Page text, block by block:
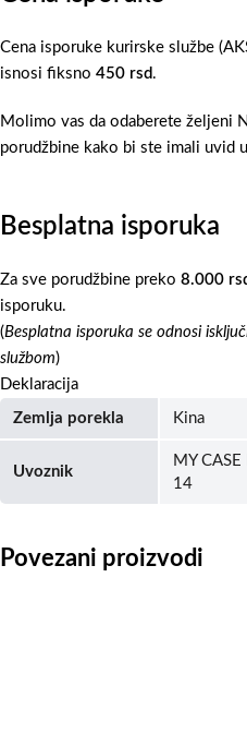
Cena isporuke kurirske službe
isnosi fiksno 450 rsd .
Molimo vas da odaberete željeni
porudžbine kako bi ste imali uvid
Besplatna isporuka
Za sve porudžbine preko 8.000
isporuku.
(Besplatna isporuka se odnosi
službom)
Deklaracija
Zemlja porekla Kina
Uvoznik
MY
14
Povezani proizvodi